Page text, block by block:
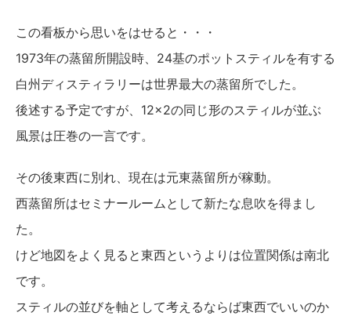
この看板から思いをはせると・・・
1973年の蒸留所開設時、24基のポットスティルを有する
白州ディスティラリーは世界最大の蒸留所でした。
後述する予定ですが、12×2の同じ形のスティルが並ぶ
風景は圧巻の一言です。
その後東西に別れ、現在は元東蒸留所が稼動。
西蒸留所はセミナールームとして新たな息吹を得まし
た。
けど地図をよく見ると東西というよりは位置関係は南北
です。
スティルの並びを軸として考えるならば東西でいいのか